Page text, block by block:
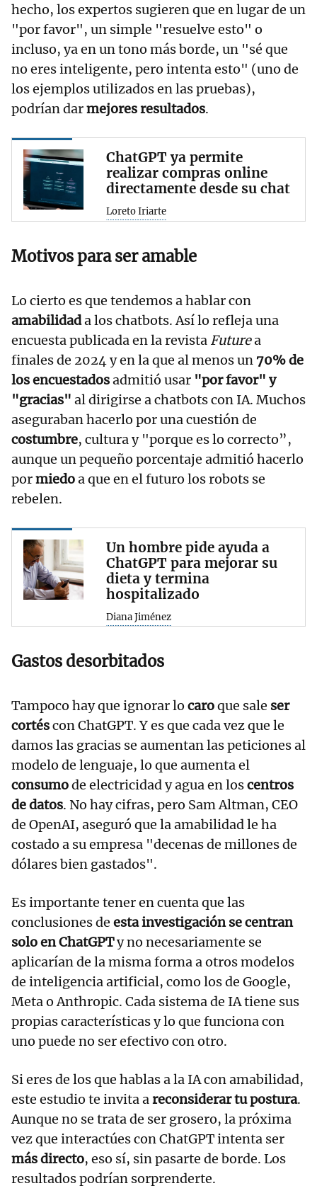
hecho, los expertos sugieren que en lugar de un
"por favor", un simple "resuelve esto" o
incluso, ya en un tono más borde, un "sé que
no eres inteligente, pero intenta esto" (uno de
los ejemplos utilizados en las pruebas),
podrían darmejores resultados.
ChatGPT ya permite
realizar compras online
directamente desde su chat
Loreto Iriarte
Motivos para ser amable
Lo cierto es que tendemos a hablar con
amabilidada los chatbots. Así lo refleja una
encuesta publicada en la revista Futurea
finales de 2024 y en la que al menos un 70% de
los encuestadosadmitió usar "por favor" y
"gracias" al dirigirse a chatbots con IA. Muchos
aseguraban hacerlo por una cuestión de
costumbre, cultura y "porque es lo correcto”,
aunque un pequeño porcentaje admitió hacerlo
pormiedoa que en el futuro los robots se
rebelen.
Un hombre pide ayuda a
ChatGPT para mejorar su
dieta y termina
hospitalizado
Diana Jiménez
Gastos desorbitados
Tampoco hay que ignorar lo caroque sale ser
cortéscon ChatGPT. Y es que cada vez que le
damos las gracias se aumentan las peticiones al
modelo de lenguaje, lo que aumenta el
consumode electricidad y agua en loscentros
de datos. No hay cifras, pero Sam Altman, CEO
de OpenAI, aseguró que la amabilidad le ha
costado a su empresa "decenas de millones de
dólares bien gastados".
Es importante tener en cuenta que las
conclusiones de esta investigación se centran
solo en ChatGPTy no necesariamente se
aplicarían de la misma forma a otros modelos
de inteligencia artificial, como los de Google,
Meta o Anthropic. Cada sistema de IA tiene sus
propias características y lo que funciona con
uno puede no ser efectivo con otro.
Si eres de los que hablas a la IA con amabilidad,
este estudio te invita areconsiderar tu postura.
Aunque no se trata de ser grosero, la próxima
vez que interactúes con ChatGPT intenta ser
más directo, eso sí, sin pasarte de borde. Los
resultados podrían sorprenderte.